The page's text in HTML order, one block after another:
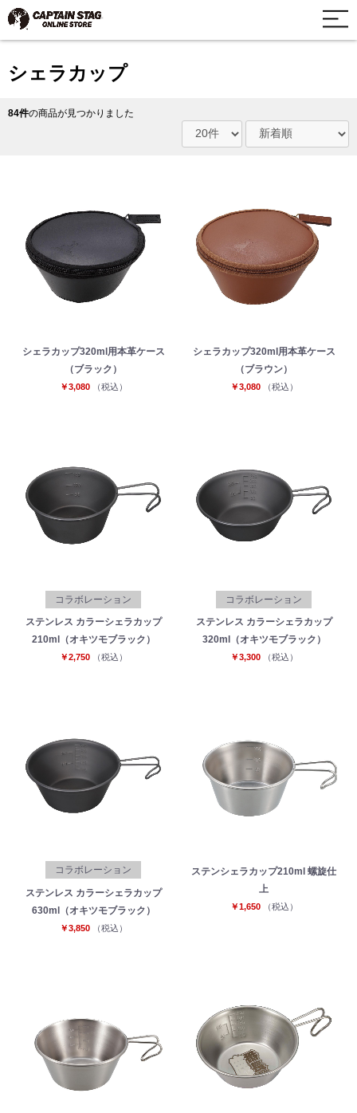
シェラカップ
84件の商品が見つかりました
シェラカップ320ml用本革ケース
（ブラック）
￥3,080 （税込）
シェラカップ320ml用本革ケース
（ブラウン）
￥3,080 （税込）
コラボレーション
ステンレス カラーシェラカップ
210ml（オキツモブラック）
￥2,750 （税込）
コラボレーション
ステンレス カラーシェラカップ
320ml（オキツモブラック）
￥3,300 （税込）
コラボレーション
ステンレス カラーシェラカップ
630ml（オキツモブラック）
￥3,850 （税込）
ステンシェラカップ210ml 螺旋仕
上
￥1,650 （税込）